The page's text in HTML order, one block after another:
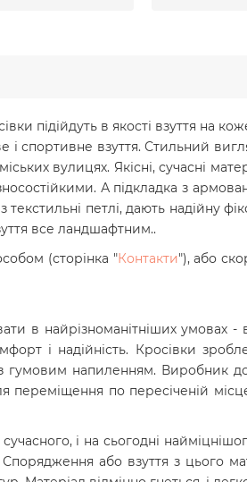
підійдуть в якості взуття на
і спортивне взуття. Стильний
вулицях. Якісні, сучасні
А підкладка з
петлі, дають надійну
все ландшафтним..
(сторінка "Контакти"), або
в найрізноманітніших умовах -
і надійність. Кросівки
гумовим напиленням. Виробник
по пересіченій
і на сьогодні
або взуття з цього